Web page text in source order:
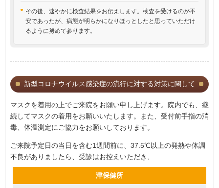
その後、速やかに検査結果をお伝えします。検査を受けるのが不
安であったが、病態が明らかになりほっとしたと思っていただけ
るように努めて参ります。
新型コロナウイルス感染症の流行に対する対策に関して
マスクを着用の上でご来院をお願い申し上げます。院内でも、継
続してマスクの着用をお願いいたします。また、受付前手指の消
毒、体温測定にご協力をお願いしております。
ご来院予定日の当日を含む1週間前に、37.5℃以上の発熱や体調
不良がありましたら、受診はお控えいただき、
津保健所